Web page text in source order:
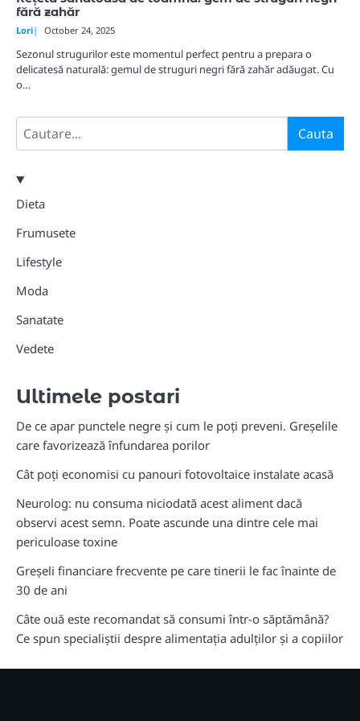
fără zahăr
Lori October 24, 2025
Sezonul strugurilor este momentul perfect pentru a prepara o
delicatesă naturală: gemul de struguri negri fără zahăr adăugat. Cu
o…
Search Cauta
Dieta
Frumusete
Lifestyle
Moda
Sanatate
Vedete
Ultimele postari
De ce apar punctele negre și cum le poți preveni. Greșelile
care favorizează înfundarea porilor
Cât poți economisi cu panouri fotovoltaice instalate acasă
Neurolog: nu consuma niciodată acest aliment dacă
observi acest semn. Poate ascunde una dintre cele mai
periculoase toxine
Greșeli financiare frecvente pe care tinerii le fac înainte de
30 de ani
Câte ouă este recomandat să consumi într-o săptămână?
Ce spun specialiștii despre alimentația adulților și a copiilor